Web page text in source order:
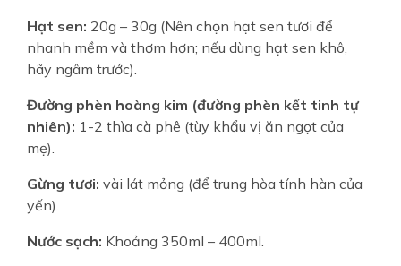
Hạt sen: 20g – 30g (Nên chọn hạt sen tươi để
nhanh mềm và thơm hơn; nếu dùng hạt sen khô,
hãy ngâm trước).
Đường phèn hoàng kim (đường phèn kết tinh tự
nhiên): 1-2 thìa cà phê (tùy khẩu vị ăn ngọt của
mẹ).
Gừng tươi: vài lát mỏng (để trung hòa tính hàn của
yến).
Nước sạch: Khoảng 350ml – 400ml.